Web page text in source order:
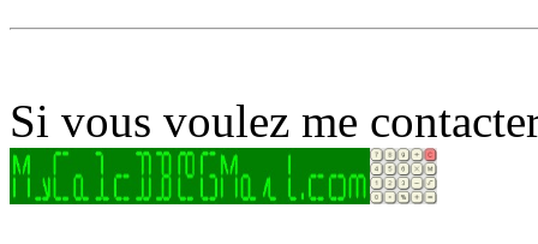
Si vous voulez me